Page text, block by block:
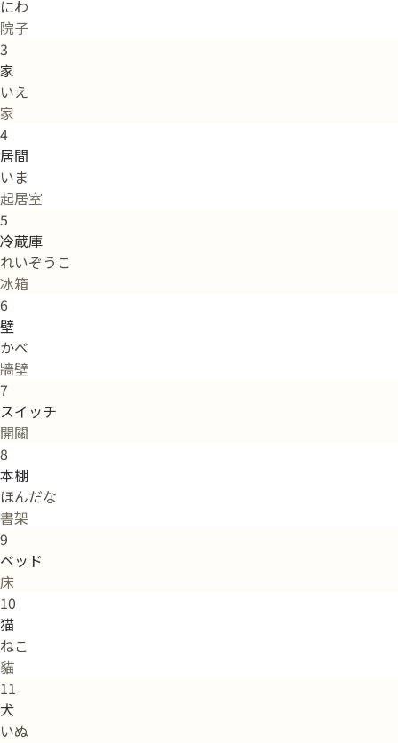
にわ
院子
3
家
いえ
家
4
居間
いま
起居室
5
冷蔵庫
れいぞうこ
冰箱
6
壁
かべ
牆壁
7
スイッチ
開關
8
本棚
ほんだな
書架
9
ベッド
床
10
猫
ねこ
貓
11
犬
いぬ